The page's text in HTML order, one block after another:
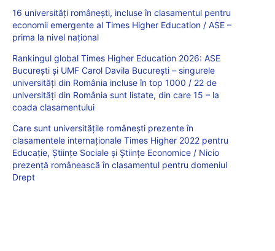
16 universități românești, incluse în clasamentul pentru
economii emergente al Times Higher Education / ASE –
prima la nivel național
Rankingul global Times Higher Education 2026: ASE
București și UMF Carol Davila București – singurele
universități din România incluse în top 1000 / 22 de
universități din România sunt listate, din care 15 – la
coada clasamentului
Care sunt universitățile românești prezente în
clasamentele internaționale Times Higher 2022 pentru
Educație, Științe Sociale și Științe Economice / Nicio
prezență românească în clasamentul pentru domeniul
Drept